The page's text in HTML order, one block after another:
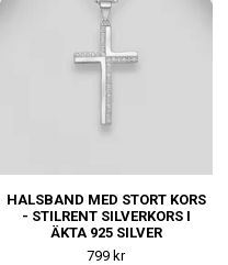
HALSBAND MED STORT KORS
- STILRENT SILVERKORS I
ÄKTA 925 SILVER
799 kr